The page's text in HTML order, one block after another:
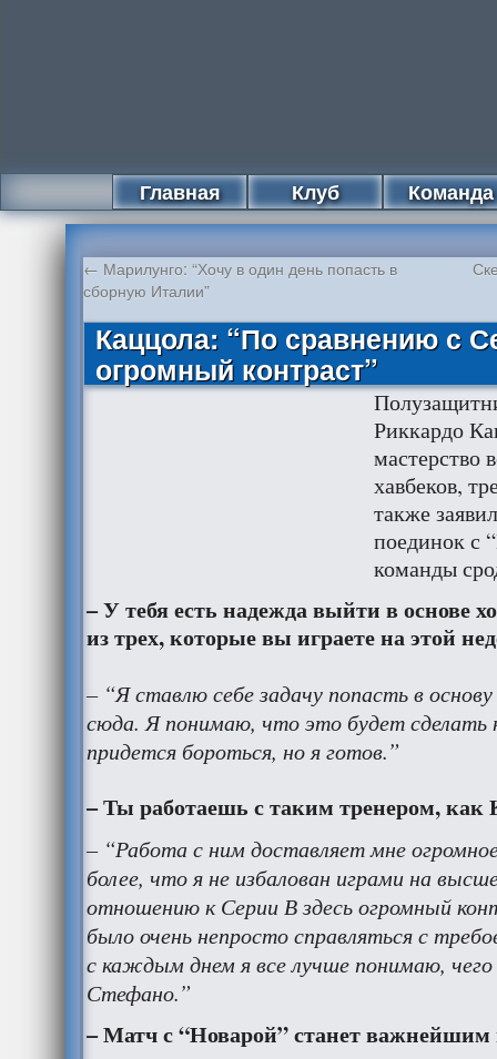
Главная Клуб Команда
← Марилунго: “Хочу в один день попасть в
сборную Италии”
Каццола: “По сравнению с
огромный контраст”
Риккардо
мастерство
хавбеков,
также
поединок с
команды
– У тебя есть надежда выйти в основе
из трех, которые вы играете на этой
– “Я ставлю себе задачу попасть в основу
сюда. Я понимаю, что это будет сделать
придется бороться, но я готов.”
– Ты работаешь с таким тренером, как
– “Работа с ним доставляет мне
более, что я не избалован играми на
отношению к Серии В здесь огромный
было очень непросто справляться с
с каждым днем я все лучше понимаю,
Стефано.”
– Матч с “Новарой” станет важнейшим